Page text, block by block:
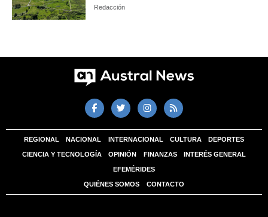
Redacción
REGIONAL NACIONAL INTERNACIONAL CULTURA DEPORTES
CIENCIA Y TECNOLOGÍA OPINIÓN FINANZAS INTERÉS GENERAL
EFEMÉRIDES
QUIÉNES SOMOS CONTACTO